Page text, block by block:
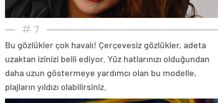
7
Bu gözlükler çok havalı! Çerçevesiz gözlükler, adeta
uzaktan izinizi belli ediyor. Yüz hatlarınızı olduğundan
daha uzun göstermeye yardımcı olan bu modelle,
plajların yıldızı olabilirsiniz.